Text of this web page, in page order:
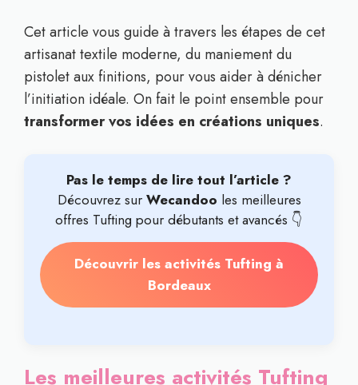
Cet article vous guide à travers les étapes de cet
artisanat textile moderne, du maniement du
pistolet aux finitions, pour vous aider à dénicher
l’initiation idéale. On fait le point ensemble pour
transformer vos idées en créations uniques.
Pas le temps de lire tout l’article ?
Découvrez sur Wecandoo les meilleures
offres Tufting pour débutants et avancés 👇
Découvrir les activités Tufting à
Bordeaux
Les meilleures activités Tufting